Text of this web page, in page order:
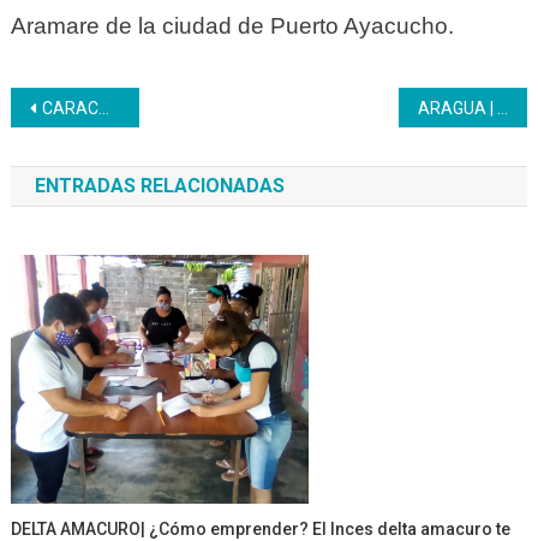
Aramare de la ciudad de Puerto Ayacucho.
Navegación
de
entradas
CARACAS | Ámbito comunas dice presente en el Ministerio del Poder Popular para las Comunas y Movimientos Sociales
ENTRADAS RELACIONADAS
DELTA AMACURO| ¿Cómo emprender? El Inces delta amacuro te